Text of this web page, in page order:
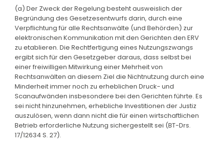
(a) Der Zweck der Regelung besteht ausweislich der
Begründung des Gesetzesentwurfs darin, durch eine
Verpflichtung für alle Rechtsanwälte (und Behörden) zur
elektronischen Kommunikation mit den Gerichten den ERV
zu etablieren. Die Rechtfertigung eines Nutzungszwangs
ergibt sich für den Gesetzgeber daraus, dass selbst bei
einer freiwilligen Mitwirkung einer Mehrheit von
Rechtsanwälten an diesem Ziel die Nichtnutzung durch eine
Minderheit immer noch zu erheblichen Druck- und
Scanaufwänden insbesondere bei den Gerichten führte. Es
sei nicht hinzunehmen, erhebliche Investitionen der Justiz
auszulösen, wenn dann nicht die für einen wirtschaftlichen
Betrieb erforderliche Nutzung sichergestellt sei (BT-Drs.
17/12634 S. 27).